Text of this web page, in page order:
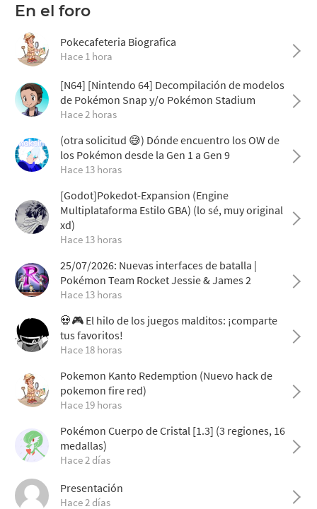
En el foro
Pokecafeteria Biografica
Hace 1 hora
[N64] [Nintendo 64] Decompilación de modelos
de Pokémon Snap y/o Pokémon Stadium
Hace 2 horas
(otra solicitud 😅) Dónde encuentro los OW de
los Pokémon desde la Gen 1 a Gen 9
Hace 13 horas
[Godot]Pokedot-Expansion (Engine
Multiplataforma Estilo GBA) (lo sé, muy original
xd)
Hace 13 horas
25/07/2026: Nuevas interfaces de batalla |
Pokémon Team Rocket Jessie & James 2
Hace 13 horas
💀🎮 El hilo de los juegos malditos: ¡comparte
tus favoritos!
Hace 18 horas
Pokemon Kanto Redemption (Nuevo hack de
pokemon fire red)
Hace 19 horas
Pokémon Cuerpo de Cristal [1.3] (3 regiones, 16
medallas)
Hace 2 días
Presentación
Hace 2 días